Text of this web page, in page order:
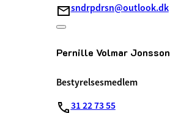
sndrpdrsn@outlook.dk
Pernille Volmar Jonsson
Bestyrelsesmedlem
31 22 73 55